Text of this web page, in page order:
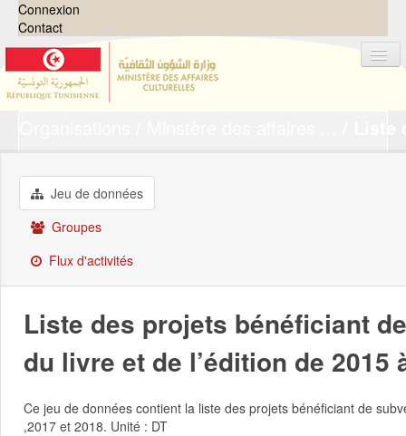
Connexion
Contact
Groupes
Demandes
À propos
Jeu de données
Groupes
Flux d'activités
Liste des projets bénéficiant
du livre et de l’édition de 2015
Ce jeu de données contient la liste des projets bénéficiant de
,2017 et 2018. Unité : DT